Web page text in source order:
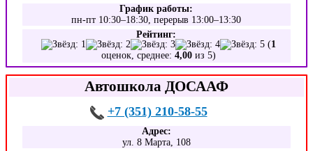
График работы:
пн-пт 10:30–18:30, перерыв 13:00–13:30
Рейтинг:
(1
оценок, среднее:4,00 из 5)
Автошкола ДОСААФ
+7 (351) 210-58-55
Адрес:
ул. 8 Марта, 108